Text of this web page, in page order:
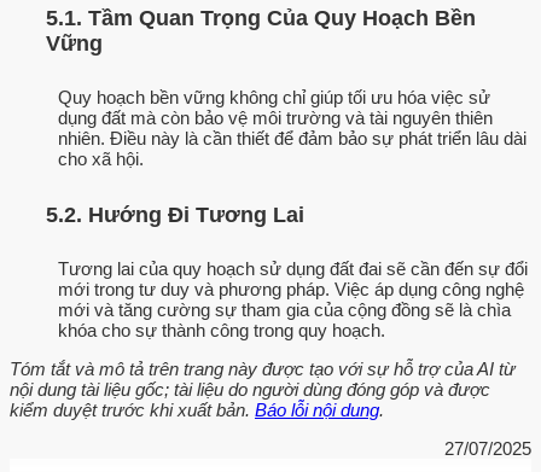
5.1. Tầm Quan Trọng Của Quy Hoạch Bền
Vững
Quy hoạch bền vững không chỉ giúp tối ưu hóa việc sử
dụng đất mà còn bảo vệ môi trường và tài nguyên thiên
nhiên. Điều này là cần thiết để đảm bảo sự phát triển lâu dài
cho xã hội.
5.2. Hướng Đi Tương Lai
Tương lai của quy hoạch sử dụng đất đai sẽ cần đến sự đổi
mới trong tư duy và phương pháp. Việc áp dụng công nghệ
mới và tăng cường sự tham gia của cộng đồng sẽ là chìa
khóa cho sự thành công trong quy hoạch.
Tóm tắt và mô tả trên trang này được tạo với sự hỗ trợ của AI từ
nội dung tài liệu gốc; tài liệu do người dùng đóng góp và được
kiểm duyệt trước khi xuất bản. Báo lỗi nội dung.
27/07/2025